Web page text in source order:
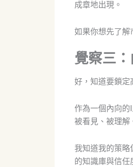
成章地出現。
如果你想先了解
覺察三：
好，知道要鎖定
作為一個內向的
被看見、被理解
我知道我的策略
的知識庫與信任